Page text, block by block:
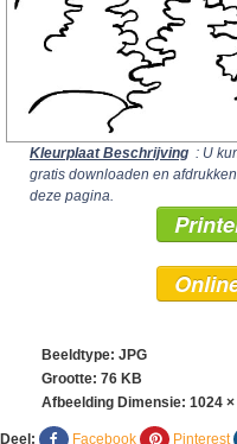
Kleurplaat Beschrijving : U
gratis downloaden en
deze pagina.
Beeldtype: JPG
Grootte: 76 KB
Afbeelding Dimensie: 1024
Deel: Facebook Pinterest